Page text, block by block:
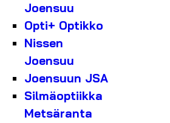
Joensuu
Opti+ Optikko
Nissen
Joensuu
Joensuun JSA
Silmäoptiikka
Metsäranta